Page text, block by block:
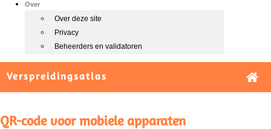
Over
Over deze site
Privacy
Beheerders en validatoren
Verspreidingsatlas
QR-code voor mobiele apparaten